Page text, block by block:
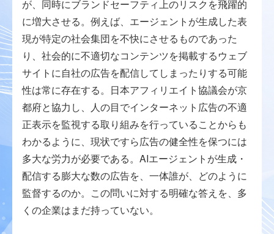
が、同時にブランドセーフティ上のリスクを飛躍的
に増大させる。例えば、エージェントが生成した表
現が特定の社会集団を不快にさせるものであった
り、社会的に不適切なコンテンツを掲載するウェブ
サイトに自社の広告を配信してしまったりする可能
性は常に存在する。日本アフィリエイト協議会が京
都府と協力し、人の目でインターネット広告の不適
正表示を監視する取り組みを行っていることからも
わかるように、現状ですら広告の健全性を保つには
多大な労力が必要である。AIエージェントが生成・
配信する膨大な数の広告を、一体誰が、どのように
監督するのか。この問いに対する明確な答えを、多
くの企業はまだ持っていない。